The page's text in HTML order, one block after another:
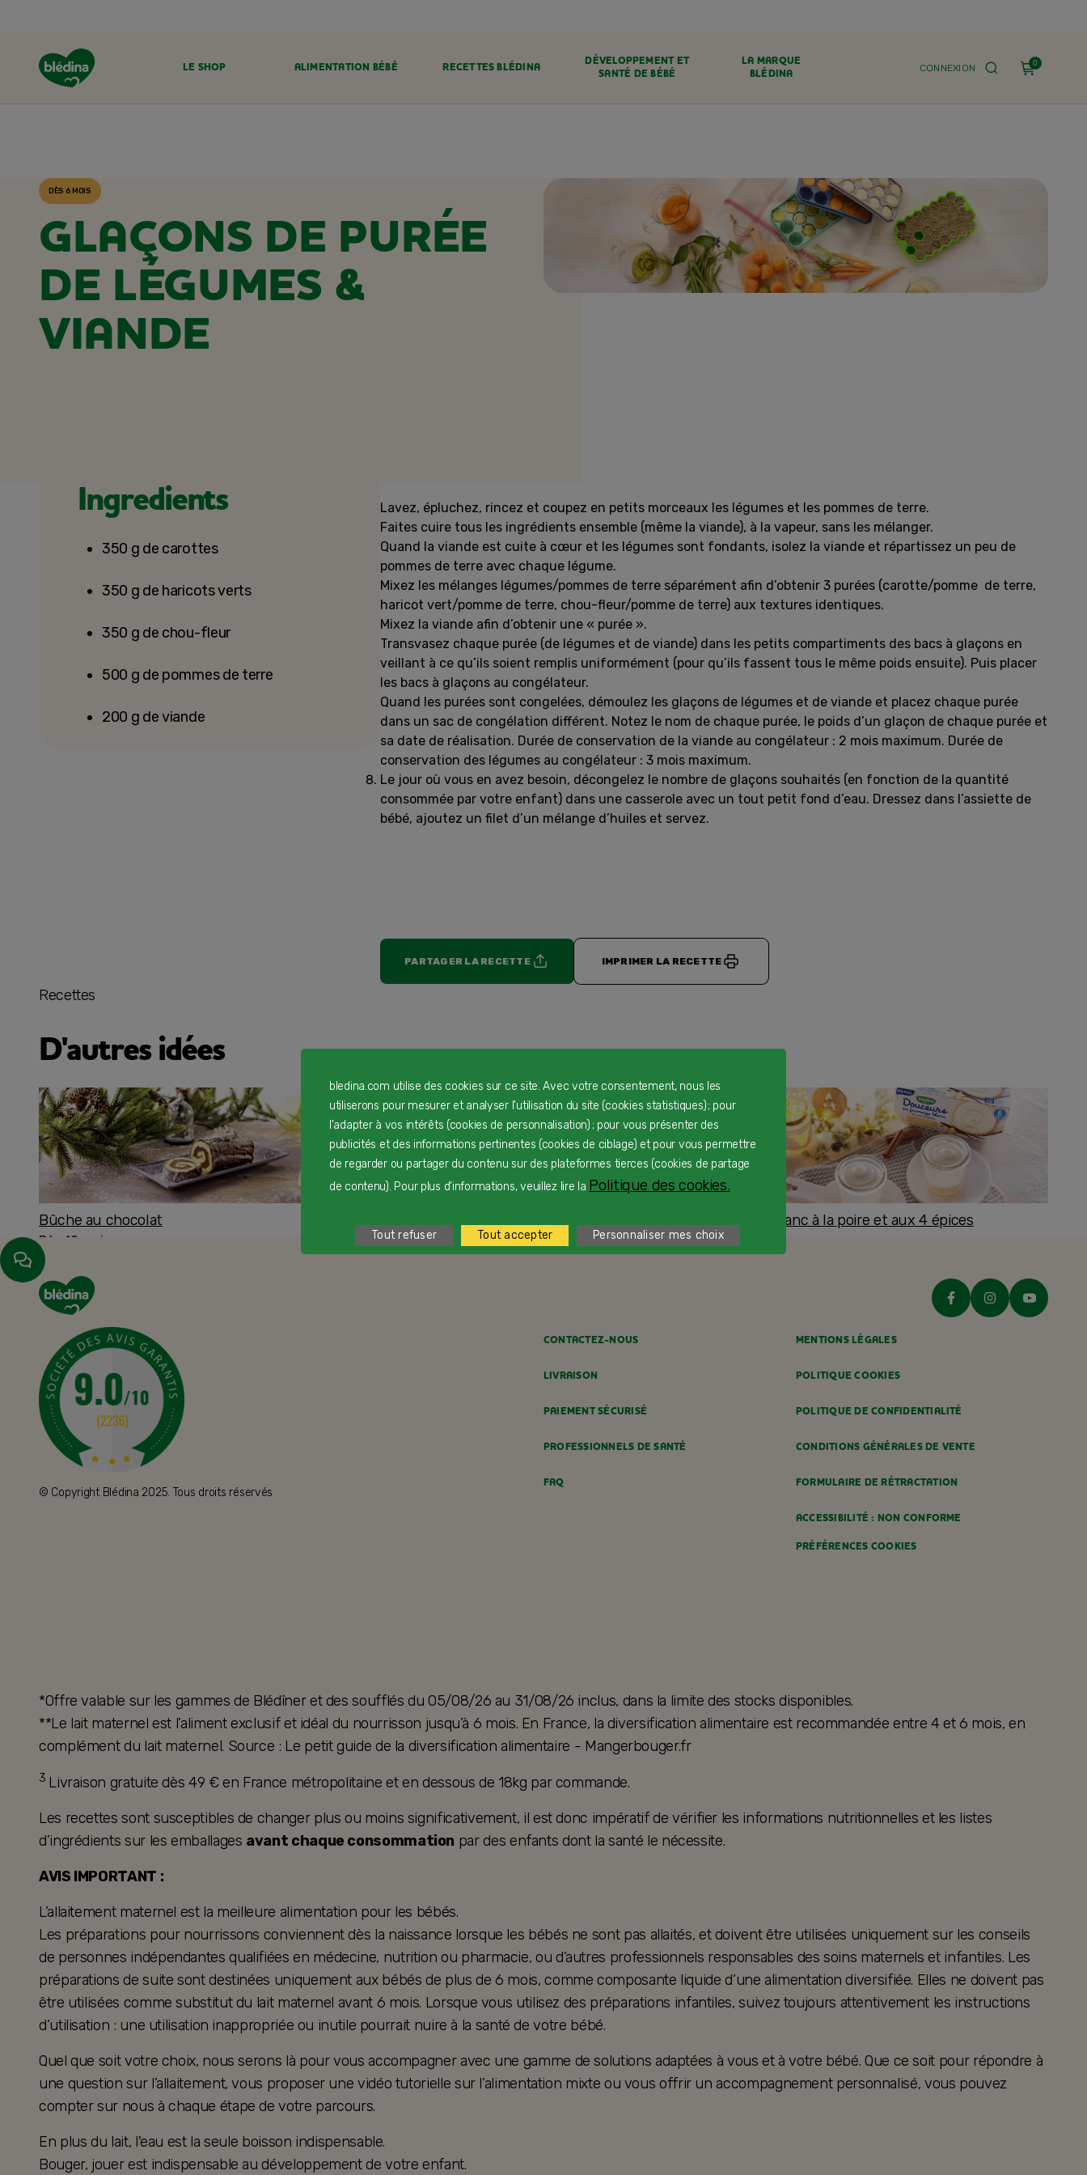
CONNEXION 0
LE SHOP ALIMENTATION BÉBÉ RECETTES BLÉDINA
DÉVELOPPEMENT ET
SANTÉ DE BÉBÉ
LA MARQUE
BLÉDINA
RECETTES BLÉDINA
DÈS 6 MOIS
GLAÇONS DE PURÉE
DE LÉGUMES &
VIANDE
Ingredients
350 g de carottes
350 g de haricots verts
350 g de chou-fleur
500 g de pommes de terre
200 g de viande
Lavez, épluchez, rincez et coupez en petits morceaux les légumes et les pommes de terre.
Faites cuire tous les ingrédients ensemble (même la viande), à la vapeur, sans les mélanger.
Quand la viande est cuite à cœur et les légumes sont fondants, isolez la viande et répartissez un peu de
pommes de terre avec chaque légume.
Mixez les mélanges légumes/pommes de terre séparément afin d’obtenir 3 purées (carotte/pomme de terre,
haricot vert/pomme de terre, chou-fleur/pomme de terre) aux textures identiques.
Mixez la viande afin d’obtenir une « purée ».
Transvasez chaque purée (de légumes et de viande) dans les petits compartiments des bacs à glaçons en
veillant à ce qu’ils soient remplis uniformément (pour qu’ils fassent tous le même poids ensuite). Puis placer
les bacs à glaçons au congélateur.
Quand les purées sont congelées, démoulez les glaçons de légumes et de viande et placez chaque purée
dans un sac de congélation différent. Notez le nom de chaque purée, le poids d’un glaçon de chaque purée et
sa date de réalisation. Durée de conservation de la viande au congélateur : 2 mois maximum. Durée de
conservation des légumes au congélateur : 3 mois maximum.
Le jour où vous en avez besoin, décongelez le nombre de glaçons souhaités (en fonction de la quantité
consommée par votre enfant) dans une casserole avec un tout petit fond d’eau. Dressez dans l’assiette de
bébé, ajoutez un filet d’un mélange d’huiles et servez.
PARTAGER LA RECETTE IMPRIMER LA RECETTE
Recettes
D'autres idées
Bûche au chocolat
Dès 12 mois Dès 24 mois
Fromage blanc à la poire et aux 4 épices
Dès 8 mois
© Copyright Blédina 2025. Tous droits réservés
CONTACTEZ-NOUS
LIVRAISON
PAIEMENT SÉCURISÉ
PROFESSIONNELS DE SANTÉ
FAQ
MENTIONS LÉGALES
POLITIQUE COOKIES
POLITIQUE DE CONFIDENTIALITÉ
CONDITIONS GÉNÉRALES DE VENTE
FORMULAIRE DE RÉTRACTATION
ACCESSIBILITÉ : NON CONFORME
PRÉFÉRENCES COOKIES
*Offre valable sur les gammes de Blédîner et des soufflés du 05/08/26 au 31/08/26 inclus, dans la limite des stocks disponibles.
**Le lait maternel est l’aliment exclusif et idéal du nourrisson jusqu’à 6 mois. En France, la diversification alimentaire est recommandée entre 4 et 6 mois, en
complément du lait maternel. Source : Le petit guide de la diversification alimentaire - Mangerbouger.fr
3 Livraison gratuite dès 49 € en France métropolitaine et en dessous de 18kg par commande.
Les recettes sont susceptibles de changer plus ou moins significativement, il est donc impératif de vérifier les informations nutritionnelles et les listes
d’ingrédients sur les emballages avant chaque consommation par des enfants dont la santé le nécessite.
AVIS IMPORTANT :
L’allaitement maternel est la meilleure alimentation pour les bébés.
Les préparations pour nourrissons conviennent dès la naissance lorsque les bébés ne sont pas allaités, et doivent être utilisées uniquement sur les conseils
de personnes indépendantes qualifiées en médecine, nutrition ou pharmacie, ou d’autres professionnels responsables des soins maternels et infantiles. Les
préparations de suite sont destinées uniquement aux bébés de plus de 6 mois, comme composante liquide d’une alimentation diversifiée. Elles ne doivent pas
être utilisées comme substitut du lait maternel avant 6 mois. Lorsque vous utilisez des préparations infantiles, suivez toujours attentivement les instructions
d’utilisation : une utilisation inappropriée ou inutile pourrait nuire à la santé de votre bébé.
Quel que soit votre choix, nous serons là pour vous accompagner avec une gamme de solutions adaptées à vous et à votre bébé. Que ce soit pour répondre à
une question sur l’allaitement, vous proposer une vidéo tutorielle sur l’alimentation mixte ou vous offrir un accompagnement personnalisé, vous pouvez
compter sur nous à chaque étape de votre parcours.
En plus du lait, l'eau est la seule boisson indispensable.
Bouger, jouer est indispensable au développement de votre enfant.
bledina.com utilise des cookies sur ce site. Avec votre consentement, nous les
utiliserons pour mesurer et analyser l'utilisation du site (cookies statistiques) ; pour
l'adapter à vos intérêts (cookies de personnalisation) ; pour vous présenter des
publicités et des informations pertinentes (cookies de ciblage) et pour vous permettre
de regarder ou partager du contenu sur des plateformes tierces (cookies de partage
de contenu). Pour plus d'informations, veuillez lire la Politique des cookies.
Tout refuser Tout accepter Personnaliser mes choix